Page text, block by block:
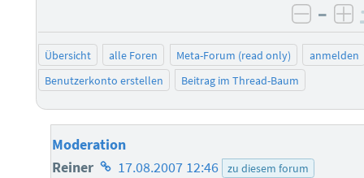
–
Übersicht alle Foren Meta-Forum (read only)
anmelden
Benutzerkonto erstellen
Beitrag im Thread-Baum
Moderation
Reiner Homepage
17.08.2007 12:46 zu diesem forum